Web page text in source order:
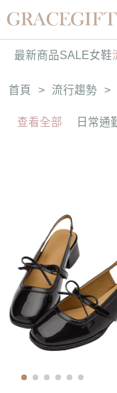
最新商品SALE女鞋
首頁 > 流行趨勢 >
查看全部 日常通